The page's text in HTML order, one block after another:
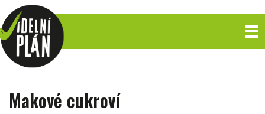
Makové cukroví